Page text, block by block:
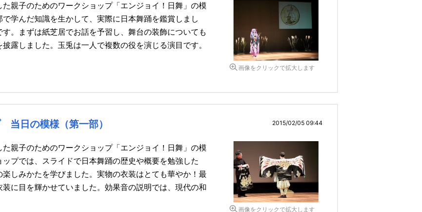
親子のためのワークショップ「エンジョイ！日舞」の模
学んだ知識を生かして、実際に日本舞踊を鑑賞しまし
。まずは紙芝居でお話を予習し、舞台の装飾についても
露しました。玉兎は一人で複数の役を演じる演目です。
画像をクリックで拡大します
日の模様（第一部） 2015/02/05 09:44
親子のためのワークショップ「エンジョイ！日舞」の模
プでは、スライドで日本舞踊の歴史や概要を勉強した
しみかたを学びました。実物の衣装はとても華やか！最
に目を輝かせていました。効果音の説明では、現代の和
画像をクリックで拡大します